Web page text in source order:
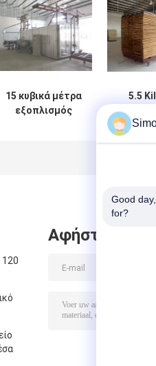
15 κυβικά μέτρα
εξοπλισμός
5.5
Φούρνος
120
Αφήστε
Good
for?